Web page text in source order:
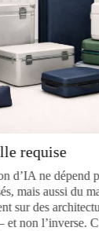
dépend pas
du matériel
architectures
C’est